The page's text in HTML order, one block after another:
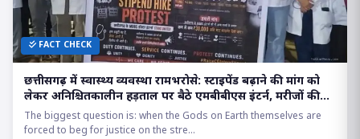
FACT CHECK
छत्तीसगढ़ में स्वास्थ्य व्यवस्था रामभरोसे: स्टाइपेंड बढ़ाने की मांग को
लेकर अनिश्चितकालीन हड़ताल पर बैठे एमबीबीएस इंटर्न, मरीजों की
सांसों पर संकट!!
The biggest question is: when the Gods on Earth themselves are
forced to beg for justice on the stre...